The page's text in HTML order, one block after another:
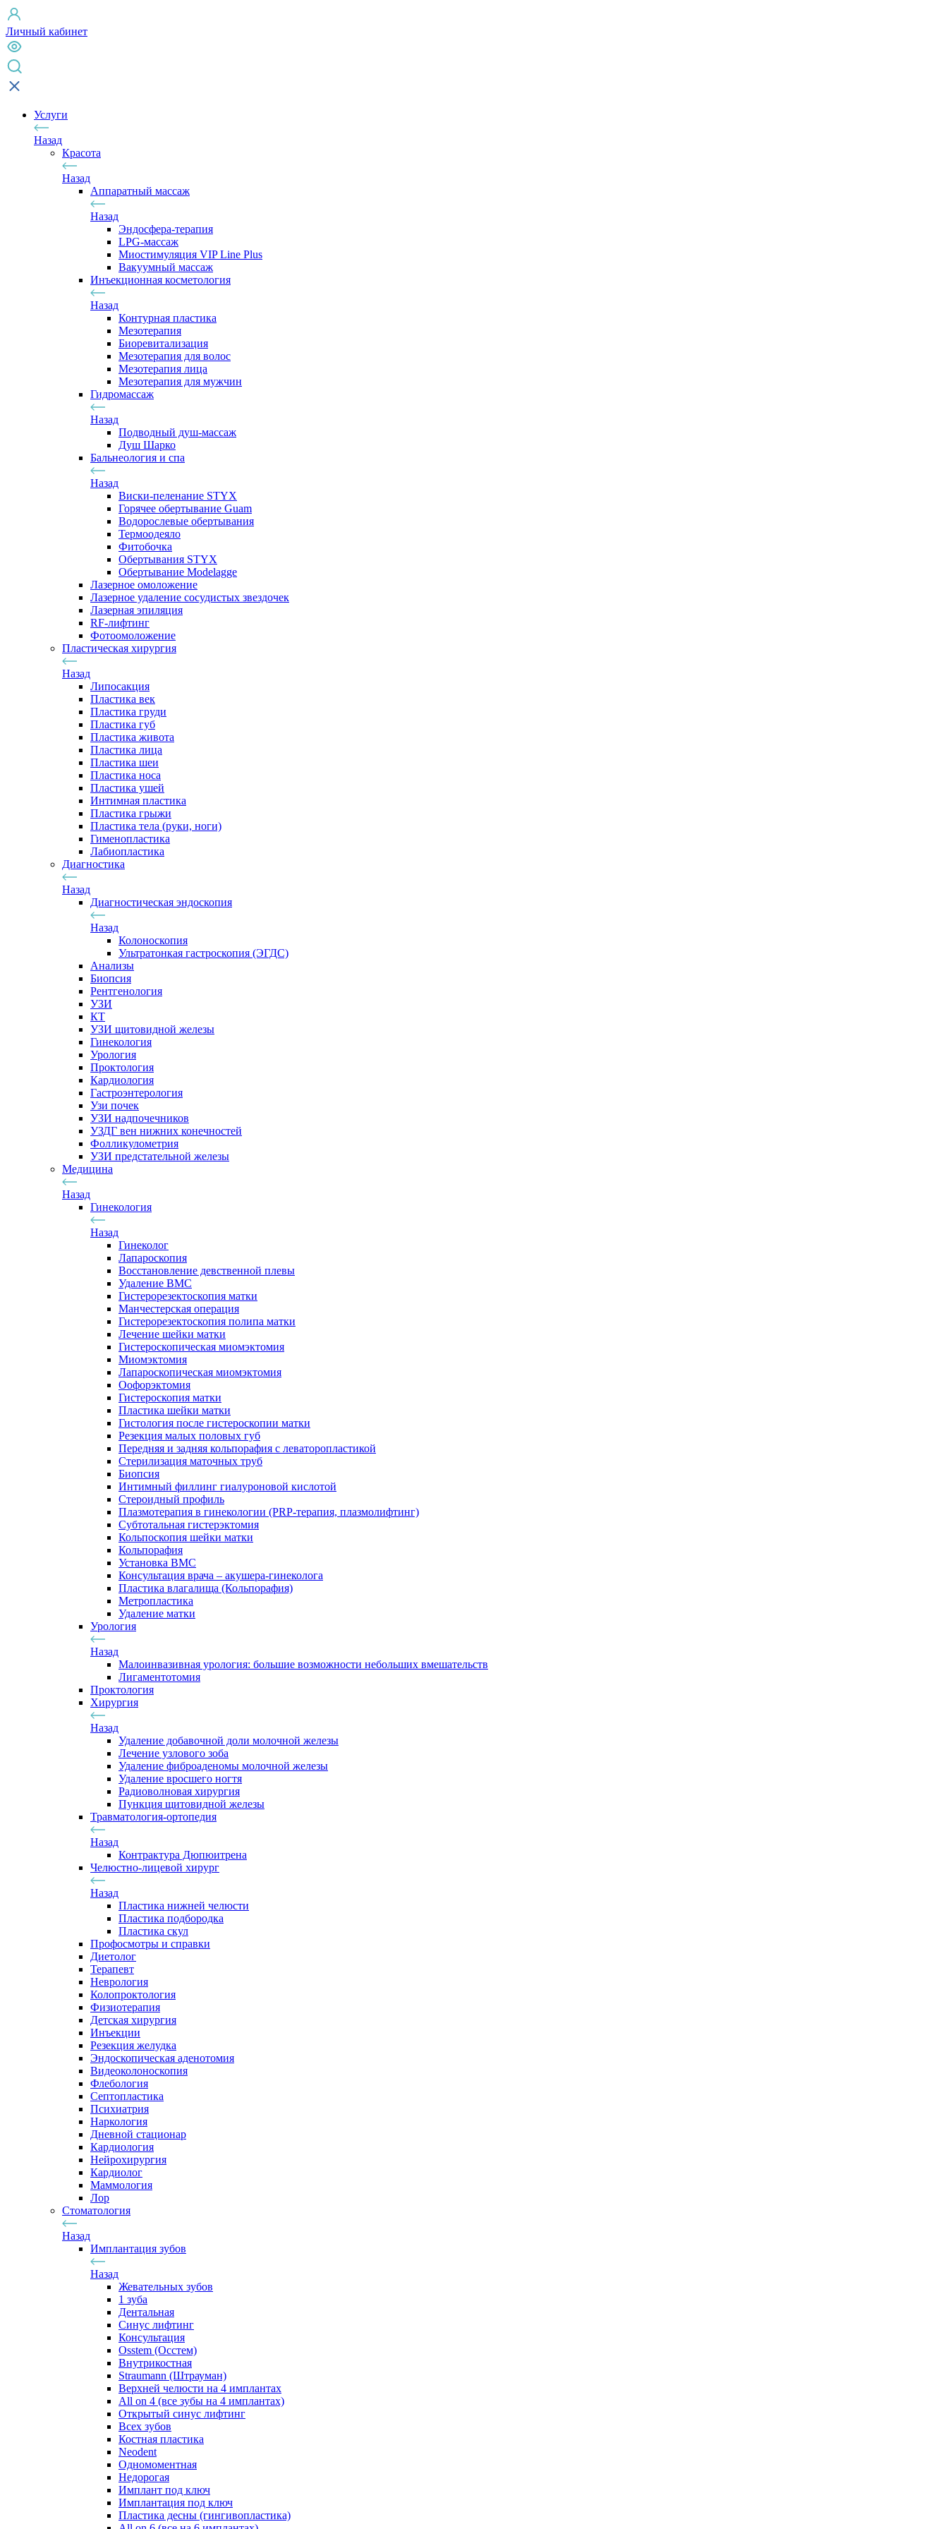
Личный кабинет
Услуги
Назад
Красота
Назад
Аппаратный массаж
Назад
Эндосфера-терапия
LPG-массаж
Миостимуляция VIP Line Plus
Вакуумный массаж
Инъекционная косметология
Назад
Контурная пластика
Мезотерапия
Биоревитализация
Мезотерапия для волос
Мезотерапия лица
Мезотерапия для мужчин
Гидромассаж
Назад
Подводный душ-массаж
Душ Шарко
Бальнеология и спа
Назад
Виски-пеленание STYX
Горячее обертывание Guam
Водорослевые обертывания
Термоодеяло
Фитобочка
Обертывания STYX
Обертывание Modelagge
Лазерное омоложение
Лазерное удаление сосудистых звездочек
Лазерная эпиляция
RF-лифтинг
Фотоомоложение
Пластическая хирургия
Назад
Липосакция
Пластика век
Пластика груди
Пластика губ
Пластика живота
Пластика лица
Пластика шеи
Пластика носа
Пластика ушей
Интимная пластика
Пластика грыжи
Пластика тела (руки, ноги)
Гименопластика
Лабиопластика
Диагностика
Назад
Диагностическая эндоскопия
Назад
Колоноскопия
Ультратонкая гастроскопия (ЭГДС)
Анализы
Биопсия
Рентгенология
УЗИ
КТ
УЗИ щитовидной железы
Гинекология
Урология
Проктология
Кардиология
Гастроэнтерология
Узи почек
УЗИ надпочечников
УЗДГ вен нижних конечностей
Фолликулометрия
УЗИ предстательной железы
Медицина
Назад
Гинекология
Назад
Гинеколог
Лапароскопия
Восстановление девственной плевы
Удаление ВМС
Гистерорезектоскопия матки
Манчестерская операция
Гистерорезектоскопия полипа матки
Лечение шейки матки
Гистероскопическая миомэктомия
Миомэктомия
Лапароскопическая миомэктомия
Оофорэктомия
Гистероскопия матки
Пластика шейки матки
Гистология после гистероскопии матки
Резекция малых половых губ
Передняя и задняя кольпорафия с леваторопластикой
Стерилизация маточных труб
Биопсия
Интимный филлинг гиалуроновой кислотой
Стероидный профиль
Плазмотерапия в гинекологии (PRP-терапия, плазмолифтинг)
Субтотальная гистерэктомия
Кольпоскопия шейки матки
Кольпорафия
Установка ВМС
Консультация врача – акушера-гинеколога
Пластика влагалища (Кольпорафия)
Метропластика
Удаление матки
Урология
Назад
Малоинвазивная урология: большие возможности небольших вмешательств
Лигаментотомия
Проктология
Хирургия
Назад
Удаление добавочной доли молочной железы
Лечение узлового зоба
Удаление фиброаденомы молочной железы
Удаление вросшего ногтя
Радиоволновая хирургия
Пункция щитовидной железы
Травматология-ортопедия
Назад
Контрактура Дюпюитрена
Челюстно-лицевой хирург
Назад
Пластика нижней челюсти
Пластика подбородка
Пластика скул
Профосмотры и справки
Диетолог
Терапевт
Неврология
Колопроктология
Физиотерапия
Детская хирургия
Инъекции
Резекция желудка
Эндоскопическая аденотомия
Видеоколоноскопия
Флебология
Септопластика
Психиатрия
Наркология
Дневной стационар
Кардиология
Нейрохирургия
Кардиолог
Маммология
Лор
Стоматология
Назад
Имплантация зубов
Назад
Жевательных зубов
1 зуба
Дентальная
Синус лифтинг
Консультация
Osstem (Осстем)
Внутрикостная
Straumann (Штрауман)
Верхней челюсти на 4 имплантах
All on 4 (все зубы на 4 имплантах)
Открытый синус лифтинг
Всех зубов
Костная пластика
Neodent
Одномоментная
Недорогая
Имплант под ключ
Имплантация под ключ
Пластика десны (гингивопластика)